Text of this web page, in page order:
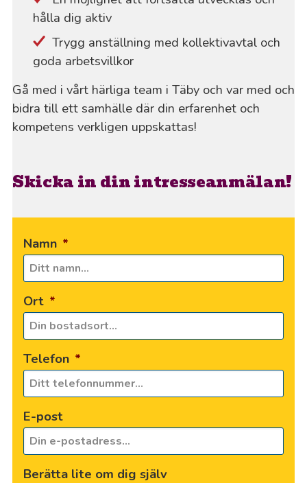
hålla dig aktiv
Trygg anställning med kollektivavtal och
goda arbetsvillkor
Gå med i vårt härliga team i Täby och var med och
bidra till ett samhälle där din erfarenhet och
kompetens verkligen uppskattas!
Skicka in din intresseanmälan!
Namn *
Ort *
Telefon *
E-post
Berätta lite om dig själv